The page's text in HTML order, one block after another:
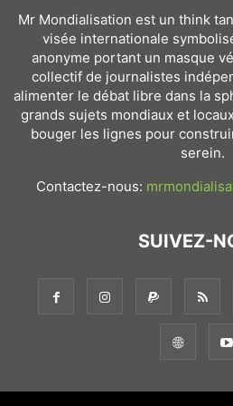
Mr Mondialisation est un think
visée internationale
anonyme portant un masque
collectif de journalistes
alimenter le débat libre dans la
grands sujets mondiaux et
bouger les lignes pour
serein.
Contactez-nous:
SUIVEZ-